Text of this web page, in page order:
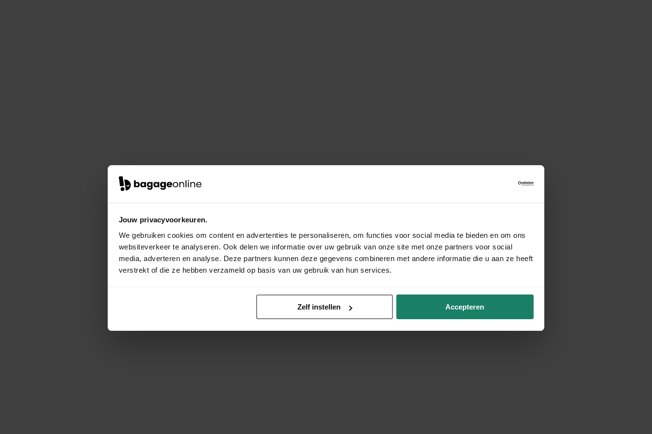
Jouw privacyvoorkeuren.
We gebruiken cookies om content en advertenties te personaliseren, om functies voor social media te bieden en om ons
websiteverkeer te analyseren. Ook delen we informatie over uw gebruik van onze site met onze partners voor social
media, adverteren en analyse. Deze partners kunnen deze gegevens combineren met andere informatie die u aan ze heeft
verstrekt of die ze hebben verzameld op basis van uw gebruik van hun services.
Zelf instellen Accepteren